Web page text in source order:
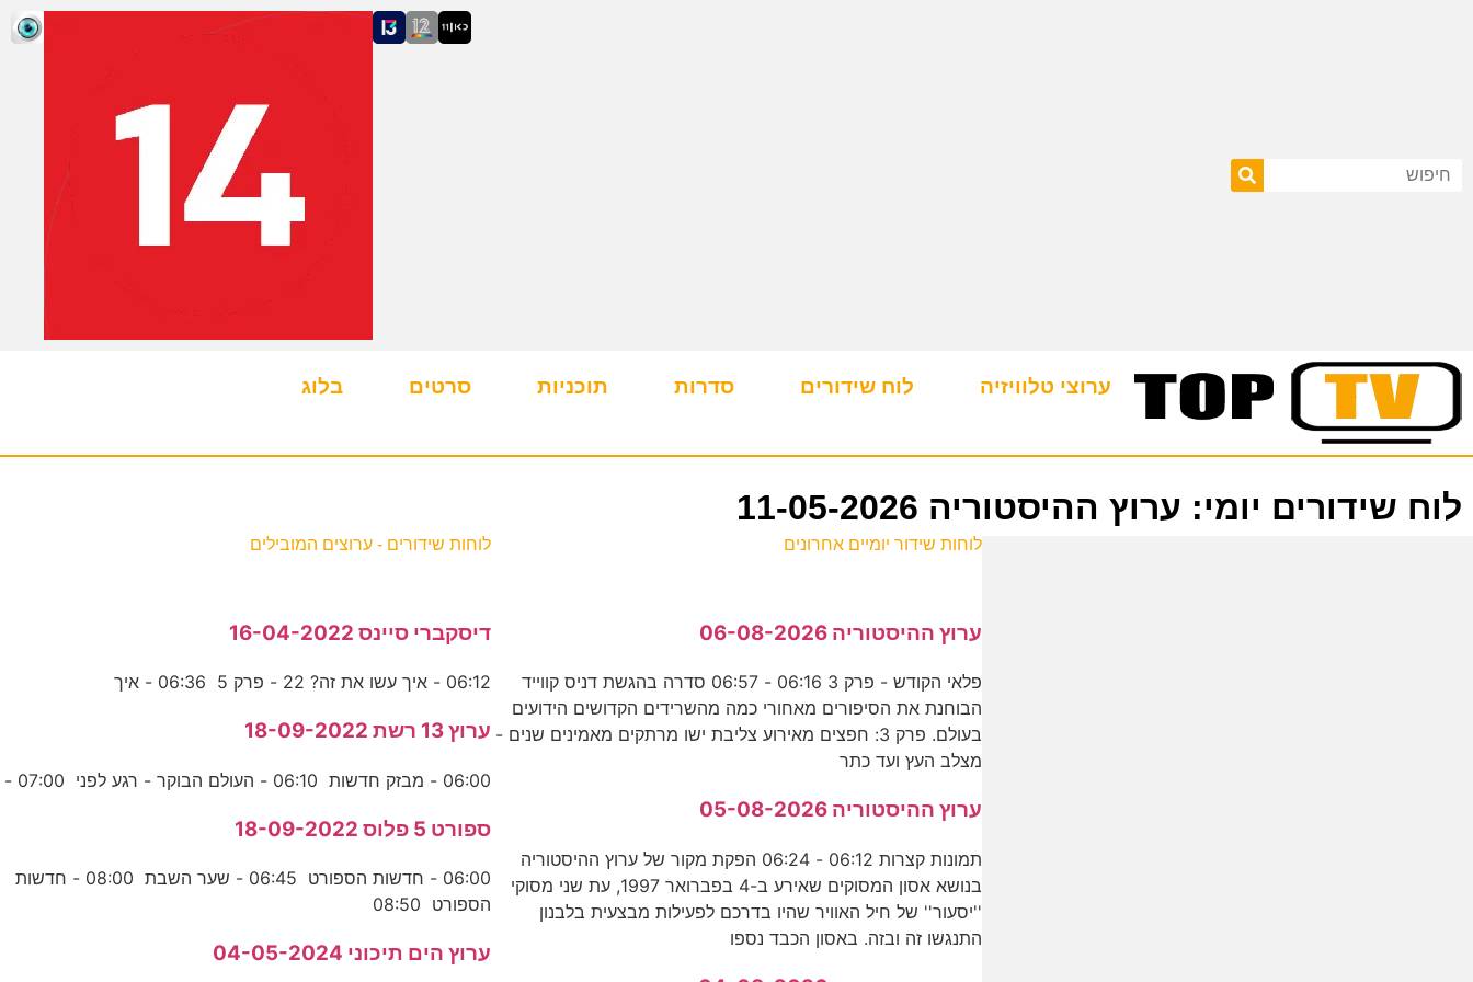
ערוצי טלוויזיה לוח שידורים סדרות תוכניות סרטים בלוג
לוח שידורים יומי: ערוץ ההיסטוריה 11-05-2026
לוחות שידור יומיים אחרונים
ערוץ ההיסטוריה 06-08-2026
פלאי הקודש - פרק 3 06:16 - 06:57 סדרה בהגשת דניס קווייד
הבוחנת את הסיפורים מאחורי כמה מהשרידים הקדושים הידועים
בעולם. פרק 3: חפצים מאירוע צליבת ישו מרתקים מאמינים שנים -
מצלב העץ ועד כתר
ערוץ ההיסטוריה 05-08-2026
תמונות קצרות 06:12 - 06:24 הפקת מקור של ערוץ ההיסטוריה
בנושא אסון המסוקים שאירע ב-4 בפברואר 1997, עת שני מסוקי
''יסעור'' של חיל האוויר שהיו בדרכם לפעילות מבצעית בלבנון
התנגשו זה ובזה. באסון הכבד נספו
לוחות שידורים - ערוצים המובילים
דיסקברי סיינס 16-04-2022
06:12 - איך עשו את זה? 22 - פרק 5 06:36 - איך
ערוץ 13 רשת 18-09-2022
06:00 - מבזק חדשות 06:10 - העולם הבוקר - רגע לפני 07:00 -
ספורט 5 פלוס 18-09-2022
06:00 - חדשות הספורט 06:45 - שער השבת 08:00 - חדשות
הספורט 08:50
ערוץ הים תיכוני 04-05-2024